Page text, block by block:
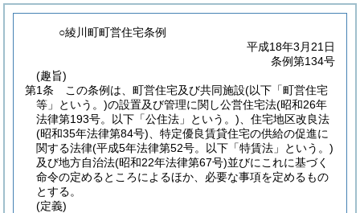
○綾川町町営住宅条例
平成18年3月21日
条例第134号
(趣旨)
第1条
この条例は、町営住宅及び共同施設(以下「町営住宅
等」という。)の設置及び管理に関し公営住宅法(昭和26年
法律第193号。以下「公住法」という。) 、住宅地区改良法
(昭和35年法律第84号) 、特定優良賃貸住宅の供給の促進に
関する法律(平成5年法律第52号。以下「特賃法」という。)
及び地方自治法(昭和22年法律第67号)並びにこれに基づく
命令の定めるところによるほか、必要な事項を定めるもの
とする。
(定義)